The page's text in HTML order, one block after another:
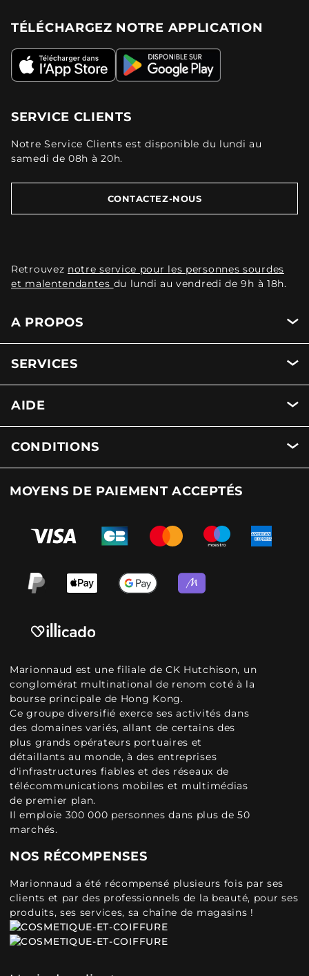
TÉLÉCHARGEZ NOTRE APPLICATION
SERVICE CLIENTS
Notre Service Clients est disponible du lundi au
samedi de 08h à 20h.
CONTACTEZ-NOUS
Retrouvez notre service pour les personnes sourdes
et malentendantes du lundi au vendredi de 9h à 18h.
A PROPOS
SERVICES
AIDE
CONDITIONS
MOYENS DE PAIEMENT ACCEPTÉS
Marionnaud est une filiale de CK Hutchison, un
conglomérat multinational de renom coté à la
bourse principale de Hong Kong.
Ce groupe diversifié exerce ses activités dans
des domaines variés, allant de certains des
plus grands opérateurs portuaires et
détaillants au monde, à des entreprises
d'infrastructures fiables et des réseaux de
télécommunications mobiles et multimédias
de premier plan.
Il emploie 300 000 personnes dans plus de 50
marchés.
NOS RÉCOMPENSES
Marionnaud a été récompensé plusieurs fois par ses
clients et par des professionnels de la beauté, pour ses
produits, ses services, sa chaîne de magasins !